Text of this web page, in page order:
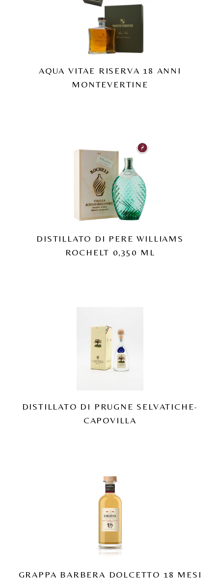
AQUA VITAE RISERVA 18 ANNI
MONTEVERTINE
DISTILLATO DI PERE WILLIAMS
ROCHELT 0,350 ML
DISTILLATO DI PRUGNE SELVATICHE-
CAPOVILLA
GRAPPA BARBERA DOLCETTO 18 MESI